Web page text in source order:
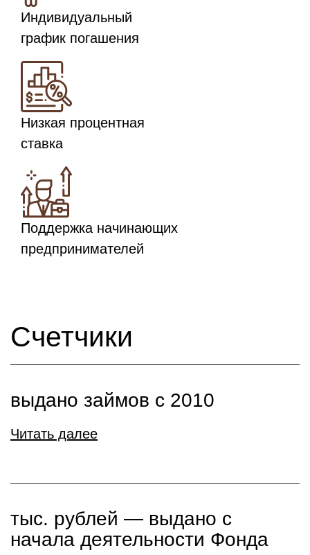
Индивидуальный
график погашения
Низкая процентная
ставка
Поддержка начинающих
предпринимателей
Счетчики
выдано займов с 2010
Читать далее
тыс. рублей ― выдано с
начала деятельности Фонда